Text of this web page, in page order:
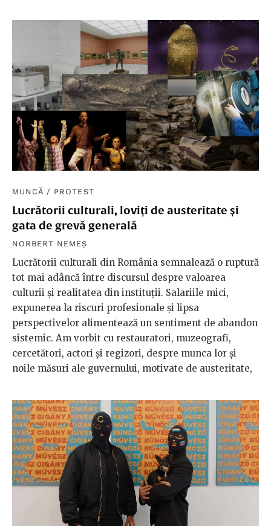
MUNCĂ / PROTEST
Lucrătorii culturali, loviți de austeritate și
gata de grevă generală
NORBERT NEMEȘ
Lucrătorii culturali din România semnalează o ruptură
tot mai adâncă între discursul despre valoarea
culturii și realitatea din instituții. Salariile mici,
expunerea la riscuri profesionale și lipsa
perspectivelor alimentează un sentiment de abandon
sistemic. Am vorbit cu restauratori, muzeografi,
cercetători, actori și regizori, despre munca lor și
noile măsuri ale guvernului, motivate de austeritate,